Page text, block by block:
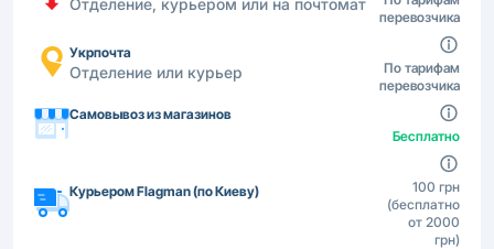
перевозчика
Укрпочта
Отделение или курьер
По тарифам
перевозчика
Самовывоз из магазинов
Бесплатно
Курьером Flagman (по Киеву)
100 грн
(бесплатно
от 2000
грн)